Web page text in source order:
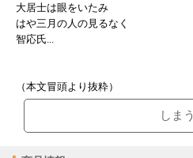
大居士は眼をいたみ
はや三月の人の見るなく
智応氏...
（本文冒頭より抜粋）
しまう